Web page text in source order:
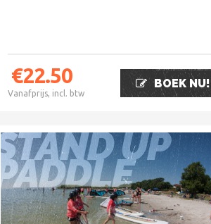
€22.50
Vanafprijs, incl. btw
BOEK NU!
STAND UP
PADDLE